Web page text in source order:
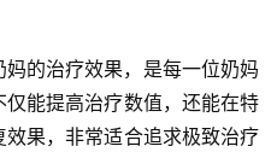
的治疗效果，是每一位奶妈
能提高治疗数值，还能在特
果，非常适合追求极致治疗